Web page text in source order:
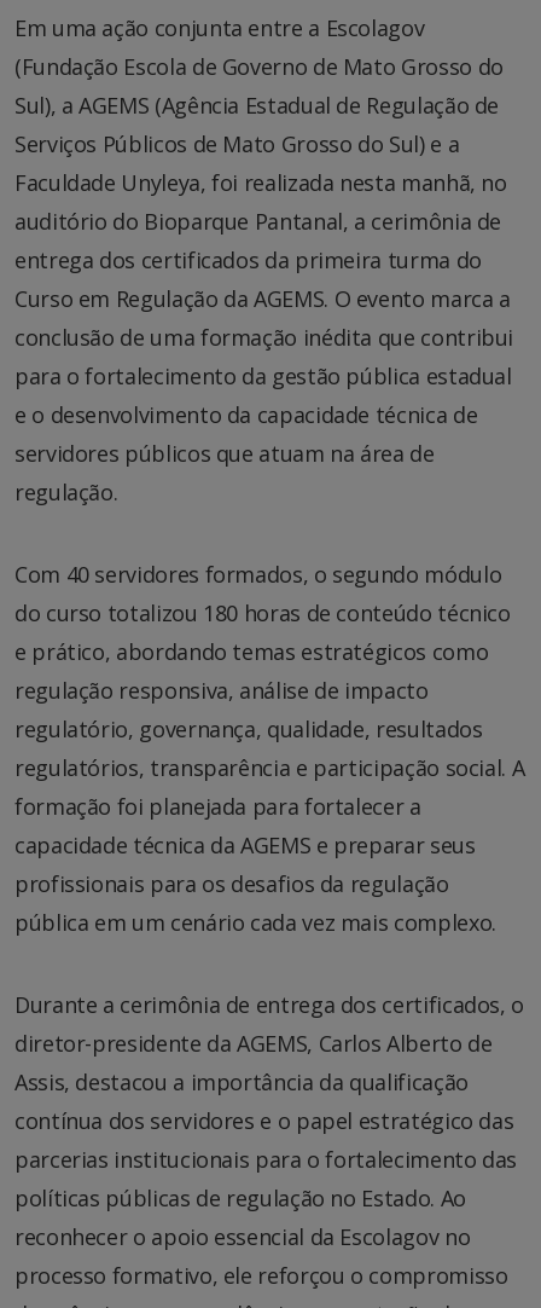
Em uma ação conjunta entre a Escolagov
(Fundação Escola de Governo de Mato Grosso do
Sul), a AGEMS (Agência Estadual de Regulação de
Serviços Públicos de Mato Grosso do Sul) e a
Faculdade Unyleya, foi realizada nesta manhã, no
auditório do Bioparque Pantanal, a cerimônia de
entrega dos certificados da primeira turma do
Curso em Regulação da AGEMS. O evento marca a
conclusão de uma formação inédita que contribui
para o fortalecimento da gestão pública estadual
e o desenvolvimento da capacidade técnica de
servidores públicos que atuam na área de
regulação.
Com 40 servidores formados, o segundo módulo
do curso totalizou 180 horas de conteúdo técnico
e prático, abordando temas estratégicos como
regulação responsiva, análise de impacto
regulatório, governança, qualidade, resultados
regulatórios, transparência e participação social. A
formação foi planejada para fortalecer a
capacidade técnica da AGEMS e preparar seus
profissionais para os desafios da regulação
pública em um cenário cada vez mais complexo.
Durante a cerimônia de entrega dos certificados, o
diretor-presidente da AGEMS, Carlos Alberto de
Assis, destacou a importância da qualificação
contínua dos servidores e o papel estratégico das
parcerias institucionais para o fortalecimento das
políticas públicas de regulação no Estado. Ao
reconhecer o apoio essencial da Escolagov no
processo formativo, ele reforçou o compromisso